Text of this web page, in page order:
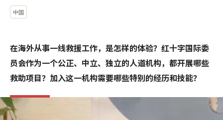
中国
在海外从事一线救援工作，是怎样的体验？红十字国际委
员会作为一个公正、中立、独立的人道机构，都开展哪些
救助项目？加入这一机构需要哪些特别的经历和技能？